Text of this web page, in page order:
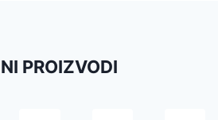
PROIZVODI